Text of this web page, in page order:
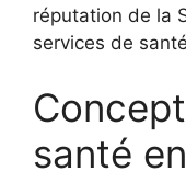
réputation de la
services de
santé